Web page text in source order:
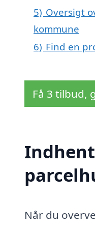
5) Oversigt
kommune
6) Find en
Få 3 tilbud,
Når du